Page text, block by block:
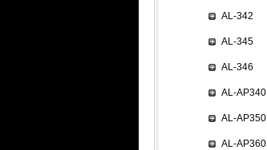
AL-342
AL-345
AL-346
AL-AP340
AL-AP350
AL-AP360